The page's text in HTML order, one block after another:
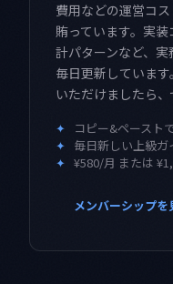
費用などの運営コ
賄っています。実
計パターンなど、
毎日更新していま
いただけましたら、
✦
コピー&ペースト
✦ 毎日新しい上級ガ
✦ ¥580/月 または
メンバーシップ